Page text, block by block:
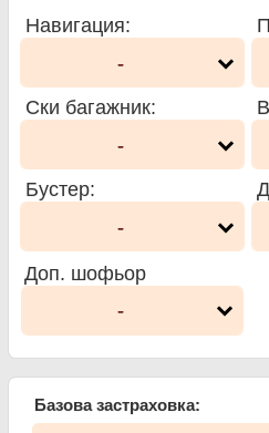
Навигация:
-
Ски багажник:
-
Бустер:
-
Доп. шофьор
-
Базова застраховка: